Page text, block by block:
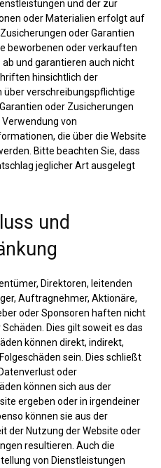
und der zur
oder Materialien erfolgt auf
oder Garantien
beworbenen oder verkauften
und garantieren auch nicht
hinsichtlich der
verschreibungspflichtige
oder Zusicherungen
von
die über die Website
Bitte beachten Sie, dass
jeglicher Art ausgelegt
und
Direktoren, leitenden
Auftragnehmer, Aktionäre,
oder Sponsoren haften nicht
Dies gilt soweit es das
können direkt, indirekt,
sein. Dies schließt
oder
können sich aus der
ergeben oder in irgendeiner
können sie aus der
der Nutzung der Website oder
resultieren. Auch die
von Dienstleistungen